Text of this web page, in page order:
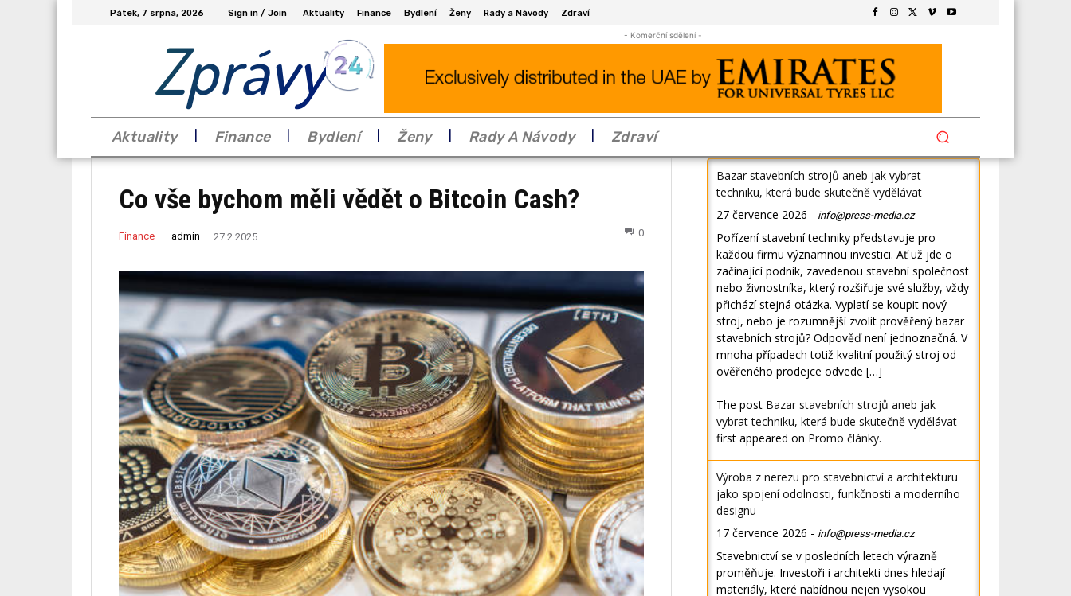
Pátek, 7 srpna, 2026 Sign in / Join Aktuality Finance Bydlení Ženy Rady a Návody Zdraví
Zprávy - Komerční sdělení -
Aktuality Finance Bydlení Ženy Rady A Návody Zdraví
Co vše bychom měli vědět o Bitcoin Cash?
Finance admin 27.2.2025 0
Bazar stavebních strojů aneb jak vybrat
techniku, která bude skutečně vydělávat
27 července 2026 - info@press-media.cz
Pořízení stavební techniky představuje pro
každou firmu významnou investici. Ať už jde o
začínající podnik, zavedenou stavební společnost
nebo živnostníka, který rozšiřuje své služby, vždy
přichází stejná otázka. Vyplatí se koupit nový
stroj, nebo je rozumnější zvolit prověřený bazar
stavebních strojů? Odpověď není jednoznačná. V
mnoha případech totiž kvalitní použitý stroj od
ověřeného prodejce odvede […]
The post Bazar stavebních strojů aneb jak
vybrat techniku, která bude skutečně vydělávat
first appeared on Promo články.
Výroba z nerezu pro stavebnictví a architekturu
jako spojení odolnosti, funkčnosti a moderního
designu
17 července 2026 - info@press-media.cz
Stavebnictví se v posledních letech výrazně
proměňuje. Investoři i architekti dnes hledají
materiály, které nabídnou nejen vysokou